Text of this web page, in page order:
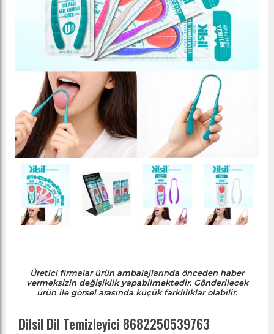
Üretici firmalar ürün ambalajlarında önceden haber
vermeksizin değişiklik yapabilmektedir. Gönderilecek
ürün ile görsel arasında küçük farklılıklar olabilir.
Dilsil Dil Temizleyici 8682250539763